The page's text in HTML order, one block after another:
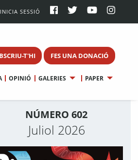
INICIA SESSIÓ
T'HI FES UNA DONACIÓ
OPINIÓ GALERIES PAPER
NÚMERO 602
Juliol 2026